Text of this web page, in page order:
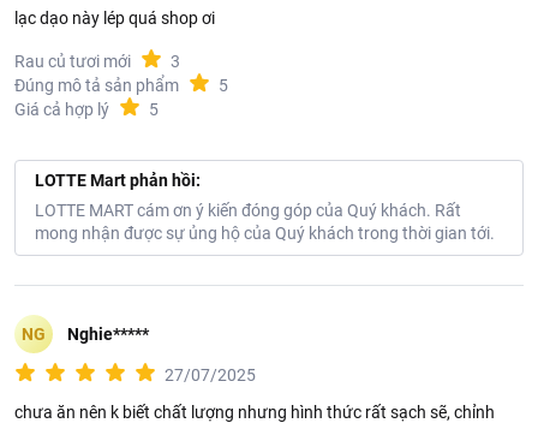
lạc dạo này lép quá shop ơi
Rau củ tươi mới
3
Đúng mô tả sản phẩm
5
Giá cả hợp lý
5
LOTTE Mart phản hồi:
LOTTE MART cám ơn ý kiến đóng góp của Quý khách. Rất
mong nhận được sự ủng hộ của Quý khách trong thời gian tới.
NG Nghie*****
27/07/2025
chưa ăn nên k biết chất lượng nhưng hình thức rất sạch sẽ, chỉnh